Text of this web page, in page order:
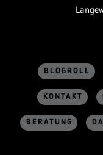
BLOGROLL
KONTAKT
BERATUNG